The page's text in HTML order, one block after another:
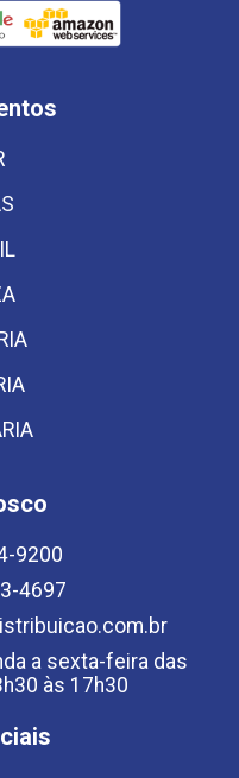
9200
4697
a sexta-feira das
às 17h30